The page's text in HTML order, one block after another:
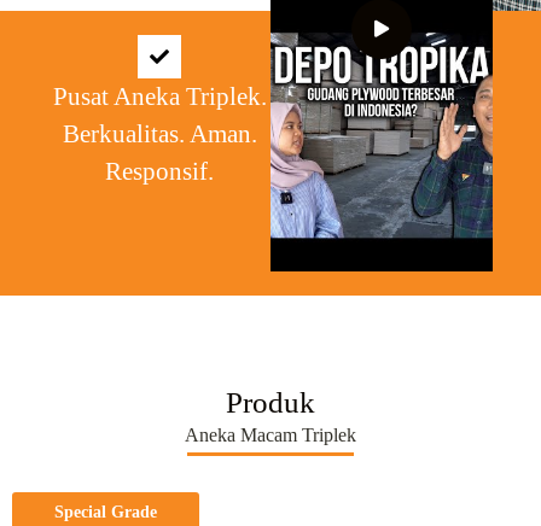
Pusat Aneka Triplek.
Berkualitas. Aman.
Responsif.
Produk
Aneka Macam Triplek
Special Grade